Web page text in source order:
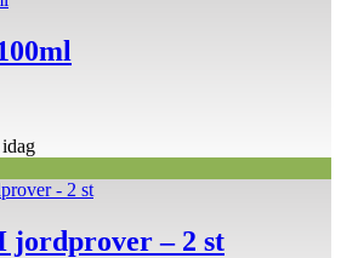
jordprover – 2 st